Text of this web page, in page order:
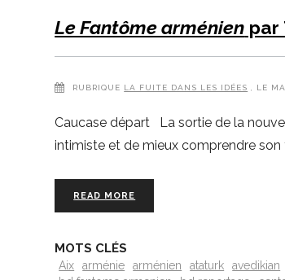
Le Fantôme arménien par
RUBRIQUE LA FUITE DANS LES IDÉES , LE
Caucase départ La sortie de la
intimiste et de mieux comprendre
READ MORE
MOTS CLÉS
Aix arménie arménien ataturk avedikian